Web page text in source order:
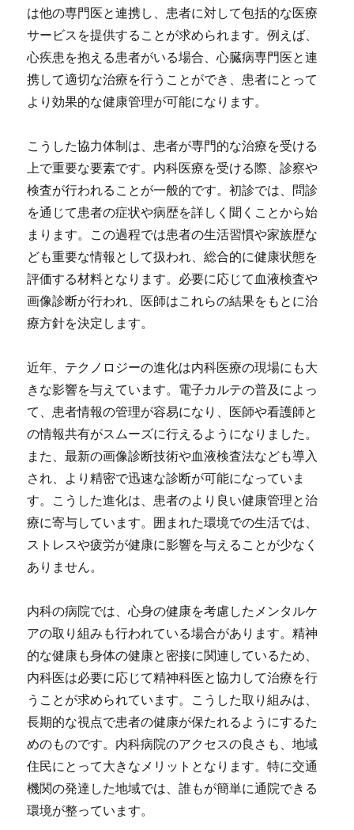
は他の専門医と連携し、患者に対して包括的な医療
サービスを提供することが求められます。例えば、
心疾患を抱える患者がいる場合、心臓病専門医と連
携して適切な治療を行うことができ、患者にとって
より効果的な健康管理が可能になります。
こうした協力体制は、患者が専門的な治療を受ける
上で重要な要素です。内科医療を受ける際、診察や
検査が行われることが一般的です。初診では、問診
を通じて患者の症状や病歴を詳しく聞くことから始
まります。この過程では患者の生活習慣や家族歴な
ども重要な情報として扱われ、総合的に健康状態を
評価する材料となります。必要に応じて血液検査や
画像診断が行われ、医師はこれらの結果をもとに治
療方針を決定します。
近年、テクノロジーの進化は内科医療の現場にも大
きな影響を与えています。電子カルテの普及によっ
て、患者情報の管理が容易になり、医師や看護師と
の情報共有がスムーズに行えるようになりました。
また、最新の画像診断技術や血液検査法なども導入
され、より精密で迅速な診断が可能になっていま
す。こうした進化は、患者のより良い健康管理と治
療に寄与しています。囲まれた環境での生活では、
ストレスや疲労が健康に影響を与えることが少なく
ありません。
内科の病院では、心身の健康を考慮したメンタルケ
アの取り組みも行われている場合があります。精神
的な健康も身体の健康と密接に関連しているため、
内科医は必要に応じて精神科医と協力して治療を行
うことが求められています。こうした取り組みは、
長期的な視点で患者の健康が保たれるようにするた
めのものです。内科病院のアクセスの良さも、地域
住民にとって大きなメリットとなります。特に交通
機関の発達した地域では、誰もが簡単に通院できる
環境が整っています。